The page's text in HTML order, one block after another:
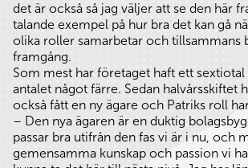
det är också så jag väljer att se den här
talande exempel på hur bra det kan gå
olika roller samarbetar och tillsammans
framgång.
Som mest har företaget haft ett sextiotal
antalet något färre. Sedan halvårsskiftet
också fått en ny ägare och Patriks roll
– Den nya ägaren är en duktig
passar bra utifrån den fas vi är i nu, och
gemensamma kunskap och passion vi